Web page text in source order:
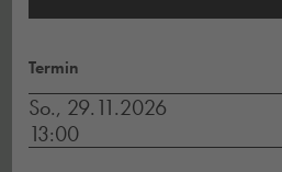
Termin
So., 29.11.2026
13:00